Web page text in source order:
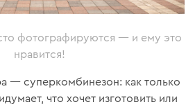
фотографируются — и ему это
нравится!
— суперкомбинезон: как только
что хочет изготовить или